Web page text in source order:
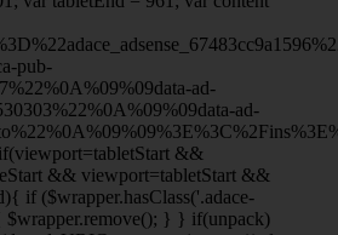
pub-
ad-
ad-
=tabletStart &&
&& viewport=tabletStart &&
if ($wrapper.hasClass('.adace-
$wrapper.remove(); } } if(unpack)